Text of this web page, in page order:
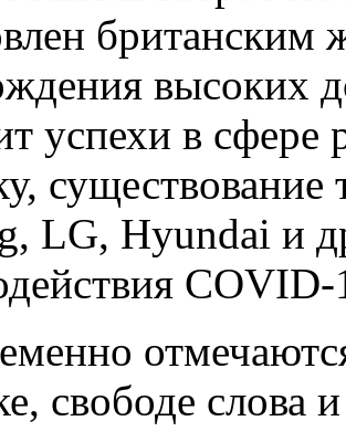
британским
высоких
успехи в
существование
LG, Hyundai и
COVID-
свободе слова